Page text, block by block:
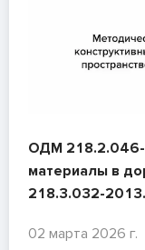
ОДМ 218.2.046-
материалы в
218.3.032-
автомобильных
02 марта 2026 г.